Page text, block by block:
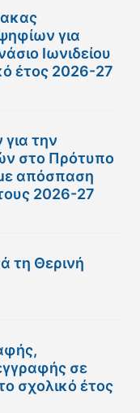
για
Ιωνιδείου
έτος 2026-27
την
στο Πρότυπο
απόσπαση
2026-27
τη Θερινή
σε
σχολικό έτος